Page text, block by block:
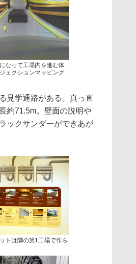
なって工場内を進む体
ェクションマッピング
見学通路がある。真っ直
約71.5m。壁面の説明や
ックサンダーができあが
トは隣の第1工場で作ら